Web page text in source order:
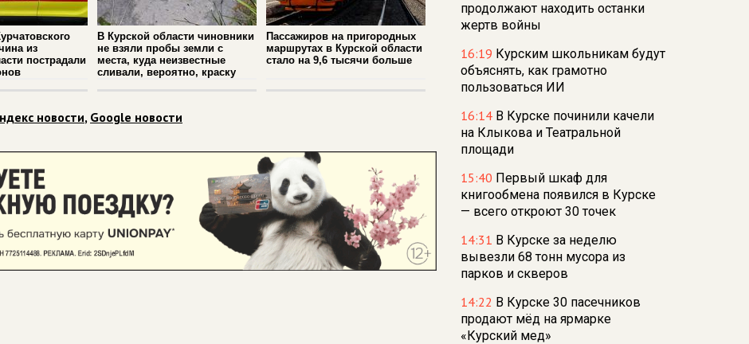
из
пострадали
В Курской области чиновники
не взяли пробы земли с
места, куда неизвестные
сливали, вероятно, краску
Пассажиров на пригородных
маршрутах в Курской области
стало на 9,6 тысячи больше
новости, Google новости
продолжают находить останки
жертв войны
16:19 Курским школьникам будут
объяснять, как грамотно
пользоваться ИИ
16:14 В Курске починили качели
на Клыкова и Театральной
площади
15:40 Первый шкаф для
книгообмена появился в Курске
— всего откроют 30 точек
14:31 В Курске за неделю
вывезли 68 тонн мусора из
парков и скверов
14:22 В Курске 30 пасечников
продают мёд на ярмарке
«Курский мед»